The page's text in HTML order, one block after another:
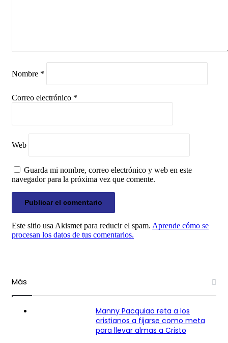
Nombre *
Correo electrónico *
Web
Guarda mi nombre, correo electrónico y web en este
navegador para la próxima vez que comente.
Este sitio usa Akismet para reducir el spam. Aprende cómo se
procesan los datos de tus comentarios.
Más
Manny Pacquiao reta a los
cristianos a fijarse como meta
para llevar almas a Cristo